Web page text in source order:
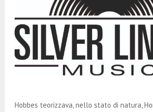
Hobbes teorizzava, nello stato di natura,